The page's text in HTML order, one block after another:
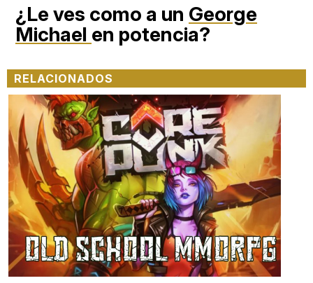
¿Le ves como a un George
Michael en potencia?
RELACIONADOS